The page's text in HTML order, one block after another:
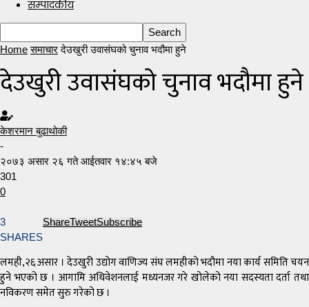
सम्पादकीय
Home समाचार देउखुरी उवासंघको चुनाव भदौमा हुने
देउखुरी उवासंघको चुनाव भदौमा हुने
केशरमान बुढाथोकी
-
२०७३ असार २६ गते आईतवार १४:४५ बजे
301
0
3
SHARES
ShareTweetSubscribe
लमही,२६ असार । देउखुरी उद्योग वाणिज्य संघ लमहीको भदौमा नया कार्य समिति चयन
हुने भएको छ । आगामि अधिवेशनलाई मध्यनजर गरे खोलेको नया सदस्यता दर्ता तथा
नविकरण समेत सुरु गरेको छ ।